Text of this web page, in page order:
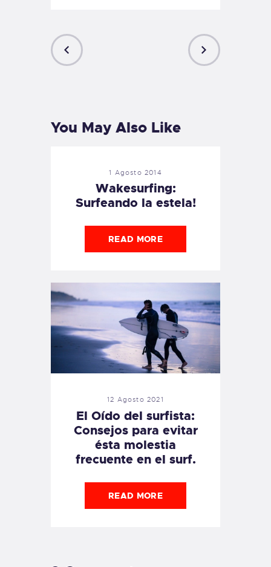
You May Also Like
1 Agosto 2014
Wakesurfing:
Surfeando la estela!
READ MORE
12 Agosto 2021
El Oído del surfista:
Consejos para evitar
ésta molestia
frecuente en el surf.
READ MORE